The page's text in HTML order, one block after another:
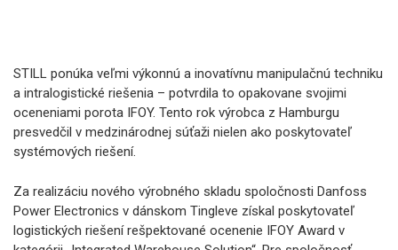
STILL ponúka veľmi výkonnú a inovatívnu manipulačnú techniku
a intralogistické riešenia – potvrdila to opakovane svojimi
oceneniami porota IFOY. Tento rok výrobca z Hamburgu
presvedčil v medzinárodnej súťaži nielen ako poskytovateľ
systémových riešení.
Za realizáciu nového výrobného skladu spoločnosti Danfoss
Power Electronics v dánskom Tingleve získal poskytovateľ
logistických riešení rešpektované ocenenie IFOY Award v